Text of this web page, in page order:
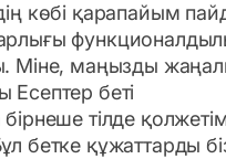
көбі қарапайым
Міне, маңызды
беті
тілде
бетке құжаттарды